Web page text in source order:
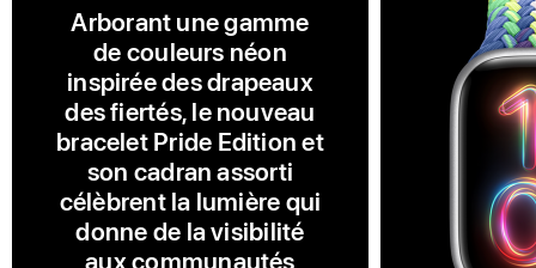
Arborant une gamme
de couleurs néon
inspirée des drapeaux
des fiertés, le nouveau
bracelet Pride Edition et
son cadran assorti
célèbrent la lumière qui
donne de la visibilité
aux communautés